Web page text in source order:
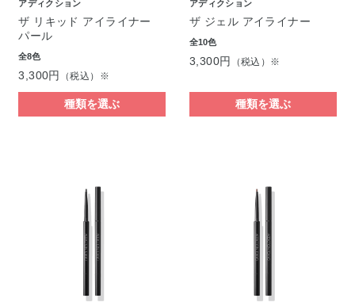
アディクション
ザ リキッド アイライナー
パール
全8色
3,300円 （税込）※
種類を選ぶ
アディクション
ザ ジェル アイライナー
全10色
3,300円 （税込）※
種類を選ぶ